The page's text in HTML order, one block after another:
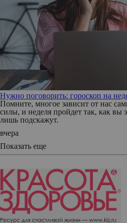
Нужно поговорить: гороскоп на
Помните, многое зависит от нас
силы, и неделя пройдет так, как вы
лишь подскажут.
вчера
Показать еще